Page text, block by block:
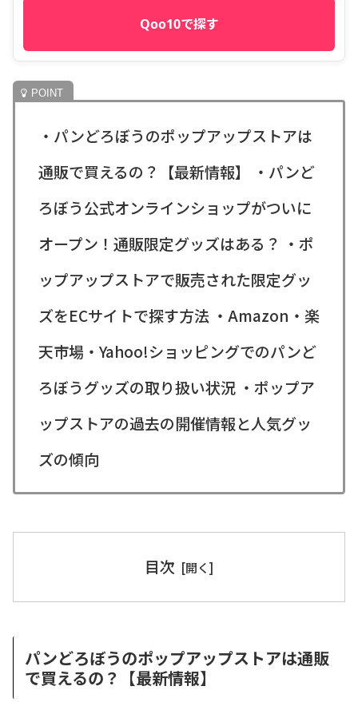
Qoo10で探す
・パンどろぼうのポップアップストアは
通販で買えるの？【最新情報】 ・パンど
ろぼう公式オンラインショップがついに
オープン！通販限定グッズはある？ ・ポ
ップアップストアで販売された限定グッ
ズをECサイトで探す方法 ・Amazon・楽
天市場・Yahoo!ショッピングでのパンど
ろぼうグッズの取り扱い状況 ・ポップア
ップストアの過去の開催情報と人気グッ
ズの傾向
目次
パンどろぼうのポップアップストアは通販
で買えるの？【最新情報】